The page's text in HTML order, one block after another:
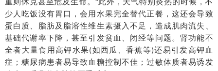
少人吃饭没有胃口，会用水果完全替代正餐，这还会导致
蛋白质、脂肪及脂溶性维生素摄入不足，造成肌肉流失、
基础代谢率下降，甚至引发贫血、闭经等问题。肾功能不
全者大量食用高钾水果(如西瓜、香蕉等)还易引发高钾血
症；糖尿病患者易导致血糖控制不佳；过敏体质者易诱发